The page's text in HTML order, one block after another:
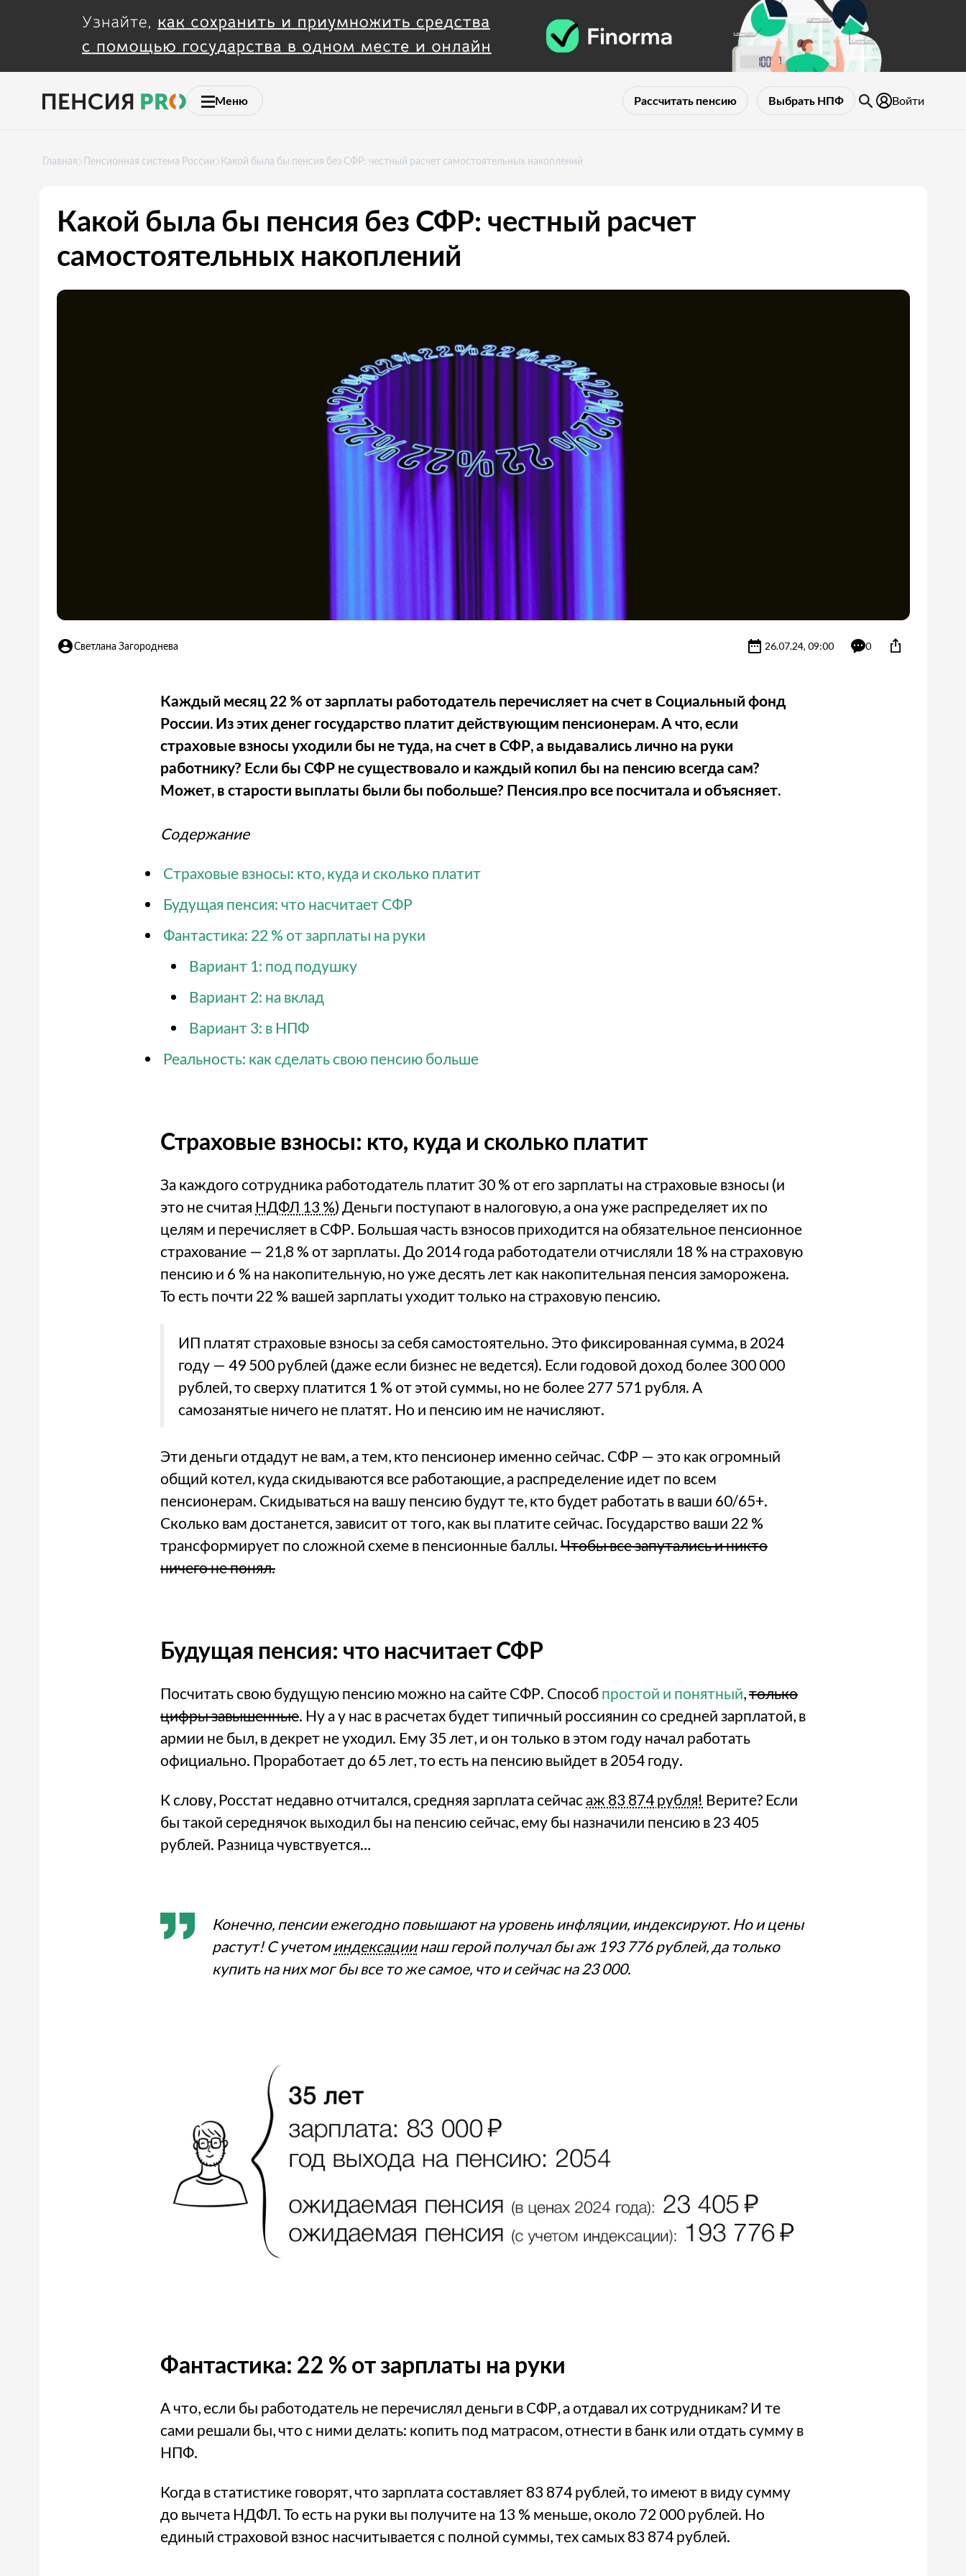
Меню Рассчитать пенсию Выбрать НПФ Войти
Главная Пенсионная система России Какой была бы пенсия без СФР: честный расчет самостоятельных накоплений
Какой была бы пенсия без СФР: честный расчет
самостоятельных накоплений
Светлана Загороднева 26.07.24, 09:00 0
Каждый месяц 22 % от зарплаты работодатель перечисляет на счет в Социальный фонд
России. Из этих денег государство платит действующим пенсионерам. А что, если
страховые взносы уходили бы не туда, на счет в СФР, а выдавались лично на руки
работнику? Если бы СФР не существовало и каждый копил бы на пенсию всегда сам?
Может, в старости выплаты были бы побольше? Пенсия.про все посчитала и объясняет.
Содержание
Страховые взносы: кто, куда и сколько платит
Будущая пенсия: что насчитает СФР
Фантастика: 22 % от зарплаты на руки
Вариант 1: под подушку
Вариант 2: на вклад
Вариант 3: в НПФ
Реальность: как сделать свою пенсию больше
Страховые взносы: кто, куда и сколько платит
За каждого сотрудника работодатель платит 30 % от его зарплаты на страховые взносы (и
это не считая НДФЛ 13 %) Деньги поступают в налоговую, а она уже распределяет их по
целям и перечисляет в СФР. Большая часть взносов приходится на обязательное пенсионное
страхование — 21,8 % от зарплаты. До 2014 года работодатели отчисляли 18 % на страховую
пенсию и 6 % на накопительную, но уже десять лет как накопительная пенсия заморожена.
То есть почти 22 % вашей зарплаты уходит только на страховую пенсию.
ИП платят страховые взносы за себя самостоятельно. Это фиксированная сумма, в 2024
году — 49 500 рублей (даже если бизнес не ведется). Если годовой доход более 300 000
рублей, то сверху платится 1 % от этой суммы, но не более 277 571 рубля. А
самозанятые ничего не платят. Но и пенсию им не начисляют.
Эти деньги отдадут не вам, а тем, кто пенсионер именно сейчас. СФР — это как огромный
общий котел, куда скидываются все работающие, а распределение идет по всем
пенсионерам. Скидываться на вашу пенсию будут те, кто будет работать в ваши 60/65+.
Сколько вам достанется, зависит от того, как вы платите сейчас. Государство ваши 22 %
трансформирует по сложной схеме в пенсионные баллы. Чтобы все запутались и никто
ничего не понял.
Будущая пенсия: что насчитает СФР
Посчитать свою будущую пенсию можно на сайте СФР. Способ простой и понятный,только
цифры завышенные. Ну а у нас в расчетах будет типичный россиянин со средней зарплатой, в
армии не был, в декрет не уходил. Ему 35 лет, и он только в этом году начал работать
официально. Проработает до 65 лет, то есть на пенсию выйдет в 2054 году.
К слову, Росстат недавно отчитался, средняя зарплата сейчасаж 83 874 рубля! Верите? Если
бы такой середнячок выходил бы на пенсию сейчас, ему бы назначили пенсию в 23 405
рублей. Разница чувствуется…
Конечно, пенсии ежегодно повышают на уровень инфляции, индексируют. Но и цены
растут! С учетоминдексациинаш герой получал бы аж 193 776 рублей, да только
купить на них мог бы все то же самое, что и сейчас на 23 000.
Фантастика: 22 % от зарплаты на руки
А что, если бы работодатель не перечислял деньги в СФР, а отдавал их сотрудникам? И те
сами решали бы, что с ними делать: копить под матрасом, отнести в банк или отдать сумму в
НПФ.
Когда в статистике говорят, что зарплата составляет 83 874 рублей, то имеют в виду сумму
до вычета НДФЛ. То есть на руки вы получите на 13 % меньше, около 72 000 рублей. Но
единый страховой взнос насчитывается с полной суммы, тех самых 83 874 рублей.